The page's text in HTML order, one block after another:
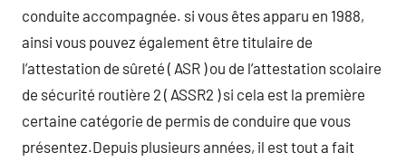
conduite accompagnée. si vous êtes apparu en 1988,
ainsi vous pouvez également être titulaire de
l’attestation de sûreté ( ASR ) ou de l’attestation scolaire
de sécurité routière 2 ( ASSR2 ) si cela est la première
certaine catégorie de permis de conduire que vous
présentez.Depuis plusieurs années, il est tout a fait